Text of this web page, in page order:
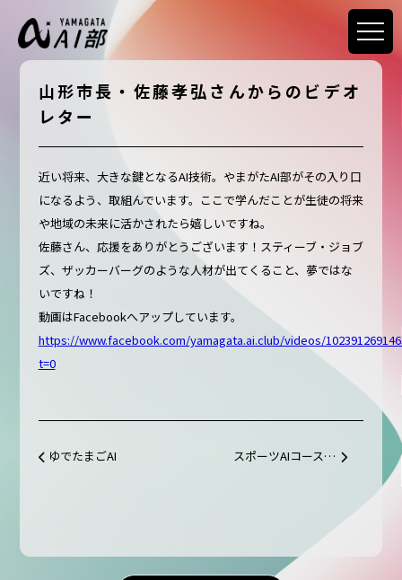
山形市長・佐藤孝弘さんからのビデオ
レター
近い将来、大きな鍵となるAI技術。やまがたAI部がその入り口
になるよう、取組んでいます。ここで学んだことが生徒の将来
や地域の未来に活かされたら嬉しいですね。
佐藤さん、応援をありがとうございます！スティーブ・ジョブ
ズ、ザッカーバーグのような人材が出てくること、夢ではな
いですね！
動画はFacebookへアップしています。
https://www.facebook.com/yamagata.ai.club/videos/
t=0
ゆでたまごAI スポーツAIコース＠酒田東高校